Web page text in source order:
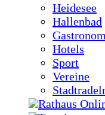
Heidesee
Hallenbad
Hotels
Sport
Vereine
Rathaus